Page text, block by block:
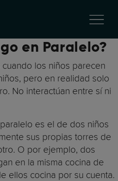
en Paralelo?
cuando los niños parecen
pero en realidad solo
No interactúan entre sí ni
es el de dos niños
sus propias torres de
O por ejemplo, dos
en la misma cocina de
ellos cocina por su cuenta.